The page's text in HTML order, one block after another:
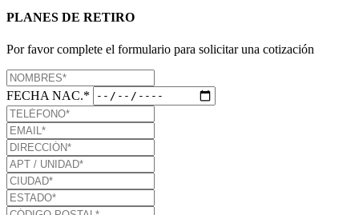
PLANES DE RETIRO
Por favor complete el formulario para solicitar una cotización
FECHA NAC.*